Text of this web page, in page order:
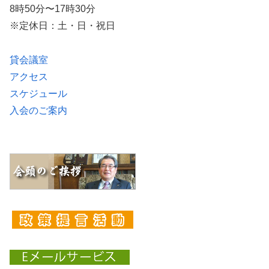
8時50分〜17時30分
※定休日：土・日・祝日
貸会議室
アクセス
スケジュール
入会のご案内